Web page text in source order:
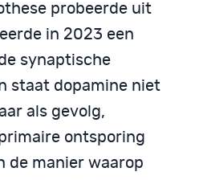
probeerde uit
in 2023 een
synaptische
staat dopamine niet
als gevolg,
ontsporing
de manier waarop